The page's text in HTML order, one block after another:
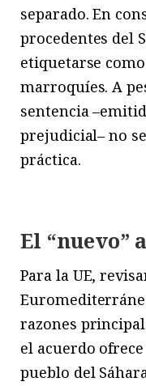
separado. En
procedentes del
etiquetarse
marroquíes. A
sentencia
prejudicial– no
práctica.
El “nuevo”
Para la UE,
razones
el acuerdo
pueblo del